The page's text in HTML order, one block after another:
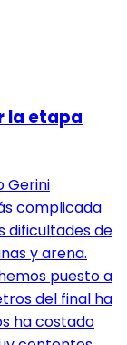
la etapa
Gerini
complicada
dificultades de
y arena.
puesto a
del final ha
ha costado